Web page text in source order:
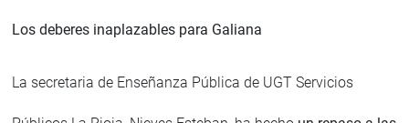
Los deberes inaplazables para Galiana
La secretaria de Enseñanza Pública de UGT Servicios